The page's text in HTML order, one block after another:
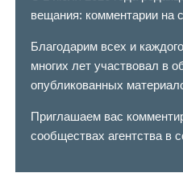
вещания: комментарии на
Благодарим всех и
многих лет участвовал в
опубликованных
Приглашаем вас
сообществах агентства в